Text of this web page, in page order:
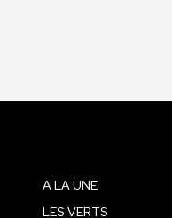
A LA UNE
LES VERTS